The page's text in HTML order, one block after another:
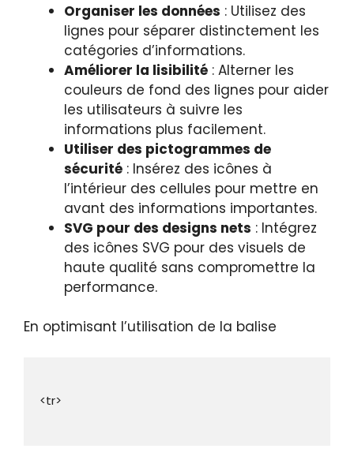
Organiser les données : Utilisez des
lignes pour séparer distinctement les
catégories d’informations.
Améliorer la lisibilité : Alterner les
couleurs de fond des lignes pour aider
les utilisateurs à suivre les
informations plus facilement.
Utiliser des pictogrammes de
sécurité : Insérez des icônes à
l’intérieur des cellules pour mettre en
avant des informations importantes.
SVG pour des designs nets : Intégrez
des icônes SVG pour des visuels de
haute qualité sans compromettre la
performance.
En optimisant l’utilisation de la balise